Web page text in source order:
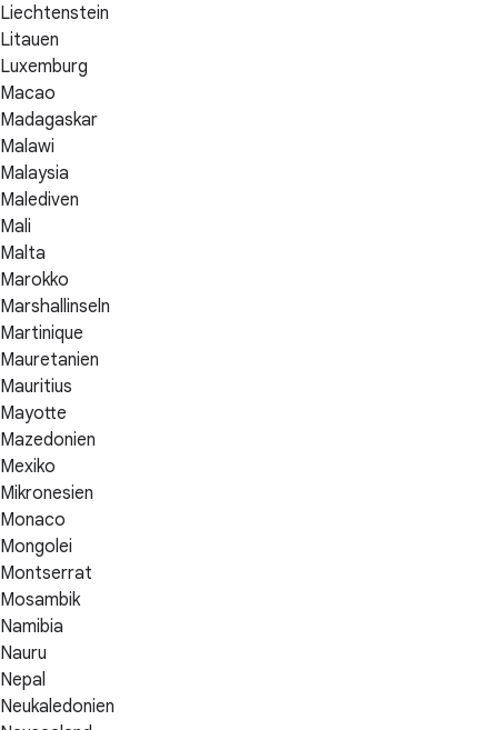
Liechtenstein
Litauen
Luxemburg
Macao
Madagaskar
Malawi
Malaysia
Malediven
Mali
Malta
Marokko
Marshallinseln
Martinique
Mauretanien
Mauritius
Mayotte
Mazedonien
Mexiko
Mikronesien
Monaco
Mongolei
Montserrat
Mosambik
Namibia
Nauru
Nepal
Neukaledonien